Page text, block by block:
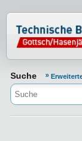
Suche